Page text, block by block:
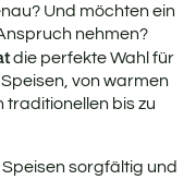
Und möchten ein
nehmen?
die perfekte Wahl für
von warmen
traditionellen bis zu
sorgfältig und